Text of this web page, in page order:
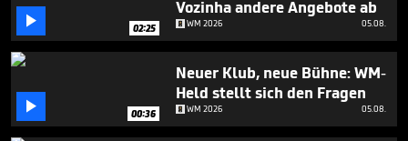
1
minute,
56
seconds
 02:25
Vozinha andere Angebote ab
WM 2026 05.08.
 00:36
Neuer Klub, neue Bühne: WM-
Held stellt sich den Fragen
WM 2026 05.08.